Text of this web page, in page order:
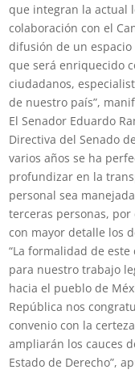
que integran la actual
colaboración con el
difusión de un
que será enriquecido
ciudadanos,
de nuestro país”,
El Senador Eduardo
Directiva del Senado
varios años se ha
profundizar en la
personal sea
terceras personas,
con mayor detalle los
“La formalidad de
para nuestro trabajo
hacia el pueblo de
República nos
convenio con la
ampliarán los cauces
Estado de Derecho”,